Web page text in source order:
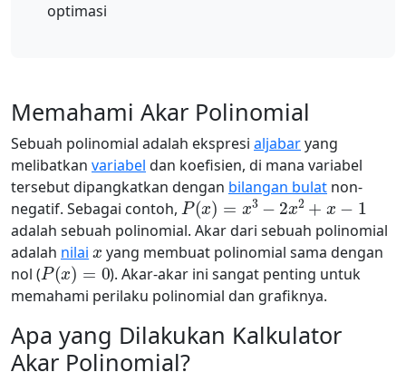
optimasi
Memahami Akar Polinomial
Sebuah polinomial adalah ekspresi aljabaryang
melibatkan variabel dan koefisien, di mana variabel
tersebut dipangkatkan dengan bilangan bulat non-
negatif. Sebagai contoh,
P(x)=x3−2x2+x−1
adalah sebuah polinomial. Akar dari sebuah polinomial
adalah nilai
x
yang membuat polinomial sama dengan
nol (
P(x)=0
). Akar-akar ini sangat penting untuk
memahami perilaku polinomial dan grafiknya.
Apa yang Dilakukan Kalkulator
Akar Polinomial?